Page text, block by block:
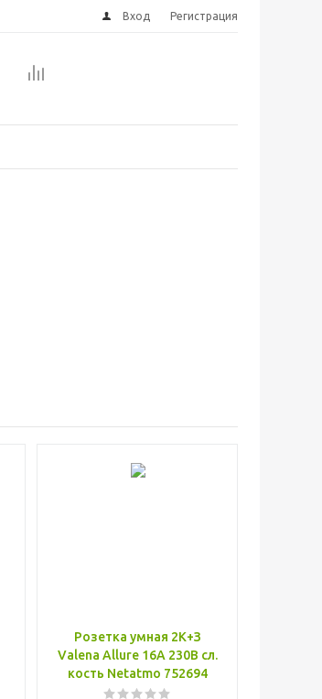
Вход Регистрация
Розетка умная 2К+З
Valena Allure 16А 230В сл.
кость Netatmo 752694